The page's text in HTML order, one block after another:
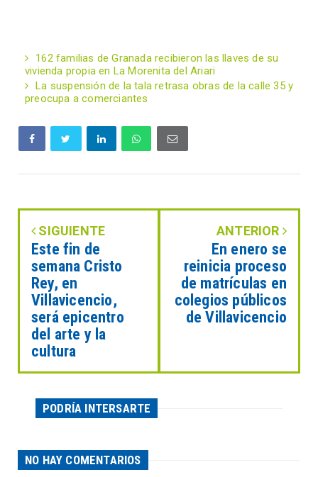
162 familias de Granada recibieron las llaves de su
vivienda propia en La Morenita del Ariari
La suspensión de la tala retrasa obras de la calle 35 y
preocupa a comerciantes
SIGUIENTE
Este fin de
semana Cristo
Rey, en
Villavicencio,
será epicentro
del arte y la
cultura
ANTERIOR
En enero se
reinicia proceso
de matrículas en
colegios públicos
de Villavicencio
PODRÍA INTERSARTE
NO HAY COMENTARIOS